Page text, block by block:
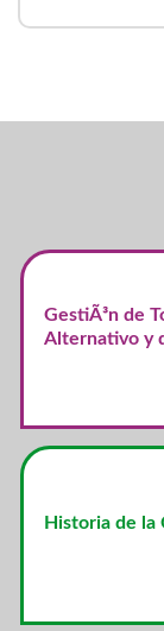
GestiÃ³n de
Alternativo y
Historia de la